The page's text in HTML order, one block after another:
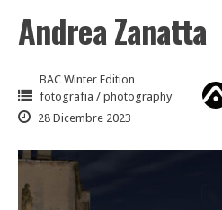
Andrea Zanatta
BAC Winter Edition
fotografia / photography
28 Dicembre 2023